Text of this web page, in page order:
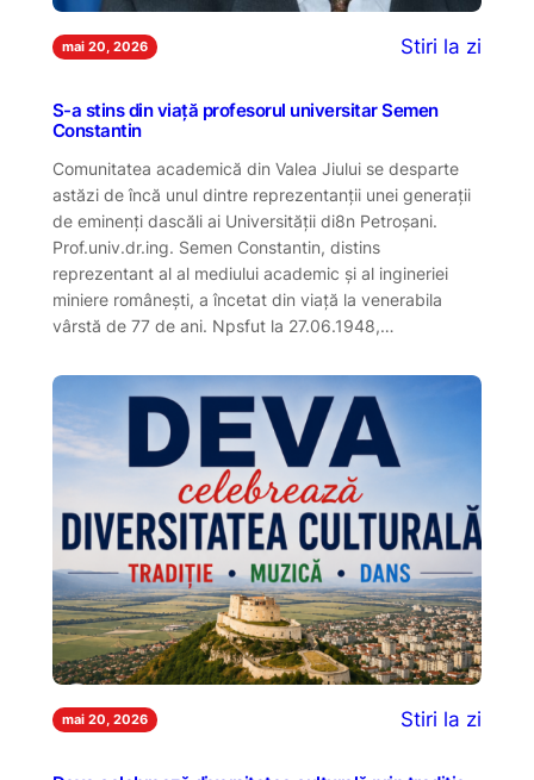
mai 20, 2026 Stiri la zi
S-a stins din viață profesorul universitar Semen
Constantin
Comunitatea academică din Valea Jiului se desparte
astăzi de încă unul dintre reprezentanții unei generații
de eminenți dascăli ai Universității di8n Petroșani.
Prof.univ.dr.ing. Semen Constantin, distins
reprezentant al al mediului academic și al ingineriei
miniere românești, a încetat din viață la venerabila
vârstă de 77 de ani. Npsfut la 27.06.1948,…
mai 20, 2026 Stiri la zi